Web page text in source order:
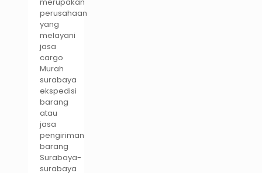
perusahaan
yang
melayani
jasa
cargo
Murah
surabaya
ekspedisi
barang
atau
jasa
pengiriman
barang
Surabaya-
surabaya